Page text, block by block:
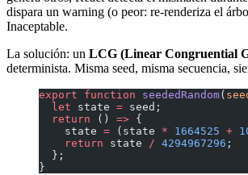
dispara un warning (o peor: re-renderiza el
Inaceptable.
La solución: un LCG (Linear Congruential
determinista. Misma seed, misma secuencia,
export function seededRandom(
  let
state = seed;
  return
() => {
    state
= (state * 1664525 +
    return
state / 4294967296 ;
  };
}